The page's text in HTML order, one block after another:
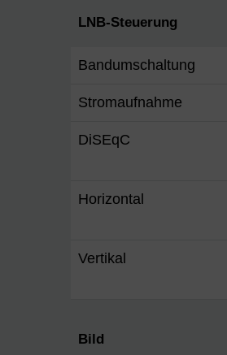
LNB-Steuerung
Bandumschaltung
Stromaufnahme
DiSEqC
Horizontal
Vertikal
Bild